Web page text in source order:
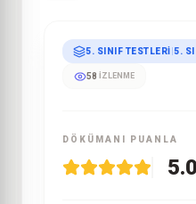
5. SINIF TESTLERI 5.
58 İZLENME
DÖKÜMANI PUANLA
5.0